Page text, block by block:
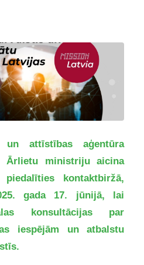
un attīstības aģentūra
Ārlietu ministriju aicina
kontaktbiržā,
gada 17. jūnijā, lai
konsultācijas par
iespējām un atbalstu